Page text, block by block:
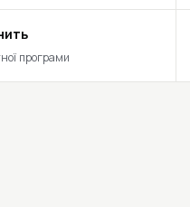
програми